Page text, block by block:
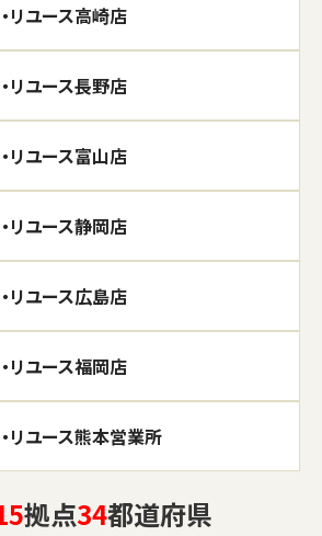
リユース高崎店
リユース長野店
リユース富山店
リユース静岡店
リユース広島店
リユース福岡店
リユース熊本営業所
拠点34都道府県